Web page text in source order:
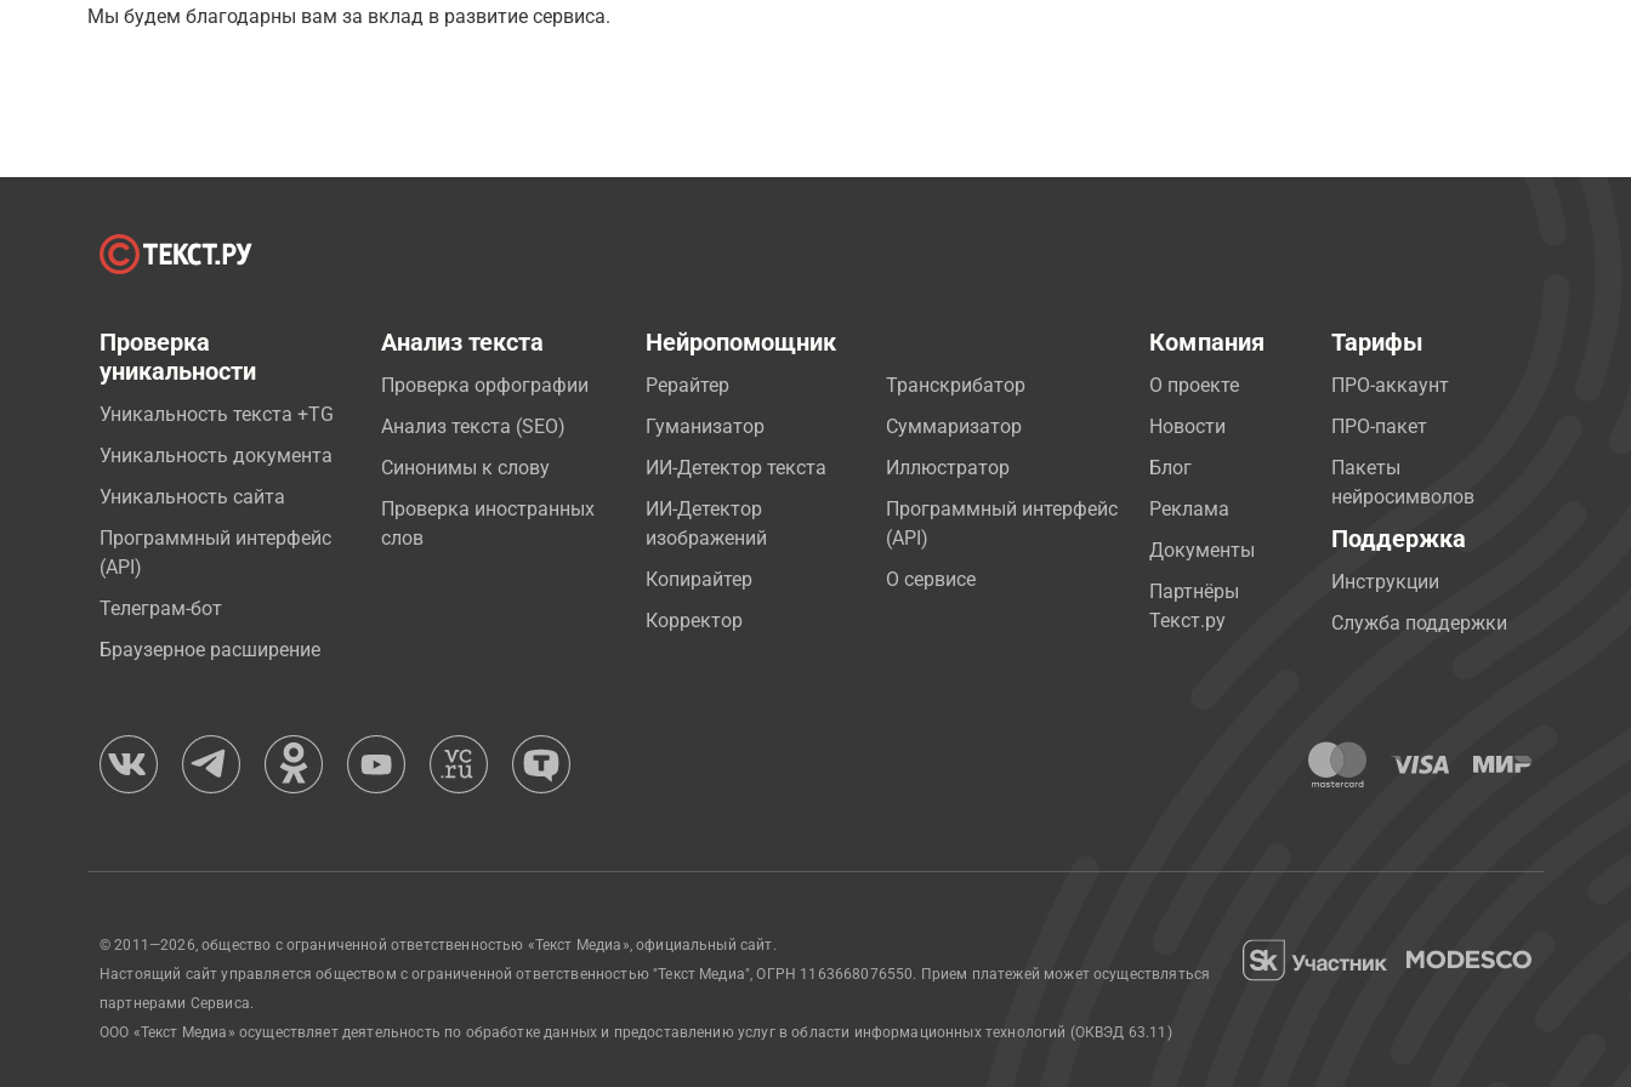
Мы будем благодарны вам за вклад в развитие сервиса.
Проверка
уникальности
Уникальность текста +TG
Уникальность документа
Уникальность сайта
Программный интерфейс
(API)
Телеграм-бот
Браузерное расширение
Анализ текста
Проверка орфографии
Анализ текста (SEO)
Синонимы к слову
Проверка иностранных
слов
Нейропомощник
Рерайтер
Гуманизатор
ИИ-Детектор текста
ИИ-Детектор
изображений
Копирайтер
Корректор
Транскрибатор
Суммаризатор
Иллюстратор
Программный интерфейс
(API)
О сервисе
Компания
О проекте
Новости
Блог
Реклама
Документы
Партнёры
Текст.ру
Тарифы
ПРО-аккаунт
ПРО-пакет
Пакеты
нейросимволов
Поддержка
Инструкции
Служба поддержки
© 2011—2026, общество с ограниченной ответственностью «Текст Медиа», официальный сайт.
Настоящий сайт управляется обществом с ограниченной ответственностью "Текст Медиа", ОГРН 1163668076550. Прием платежей может осуществляться
партнерами Сервиса.
ООО «Текст Медиа» осуществляет деятельность по обработке данных и предоставлению услуг в области информационных технологий (ОКВЭД 63.11)